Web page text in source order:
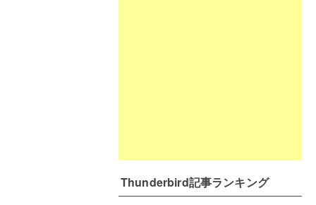
Thunderbird記事ランキング